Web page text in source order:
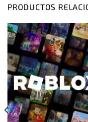
PRODUCTOS